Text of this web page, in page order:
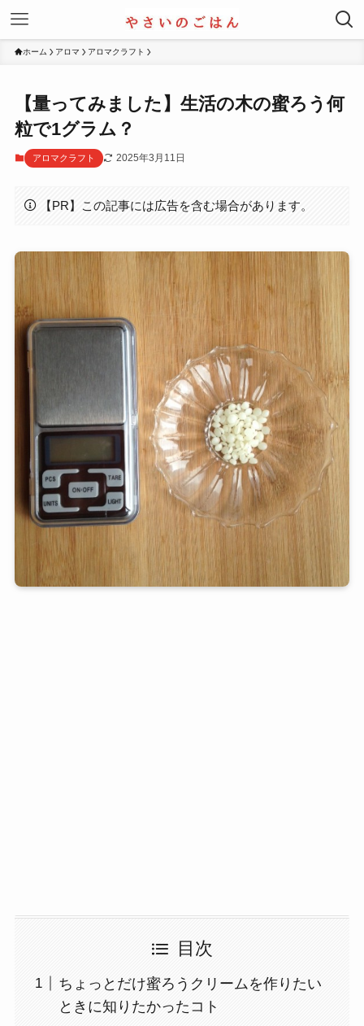
ホーム アロマ アロマクラフト
【量ってみました】生活の木の蜜ろう何
粒で1グラム？
アロマクラフト 2025年3月11日
【PR】この記事には広告を含む場合があります。
目次
ちょっとだけ蜜ろうクリームを作りたい
ときに知りたかったコト